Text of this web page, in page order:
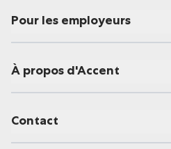
Pour les employeurs
À propos d'Accent
Contact